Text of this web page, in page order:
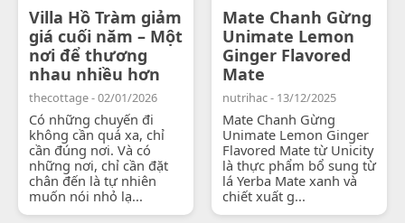
Villa Hồ Tràm giảm
giá cuối năm – Một
nơi để thương
nhau nhiều hơn
thecottage - 02/01/2026
Có những chuyến đi
không cần quá xa, chỉ
cần đúng nơi. Và có
những nơi, chỉ cần đặt
chân đến là tự nhiên
muốn nói nhỏ lạ...
Mate Chanh Gừng
Unimate Lemon
Ginger Flavored
Mate
nutrihac - 13/12/2025
Mate Chanh Gừng
Unimate Lemon Ginger
Flavored Mate từ Unicity
là thực phẩm bổ sung từ
lá Yerba Mate xanh và
chiết xuất g...